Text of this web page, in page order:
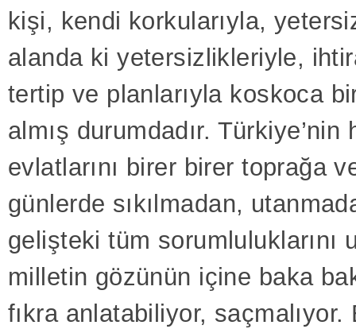
kişi, kendi korkularıyla,
alanda ki yetersizlikleriyle,
tertip ve planlarıyla koskoca
almış durumdadır. Türkiye’nin
evlatlarını birer birer toprağa
günlerde sıkılmadan,
gelişteki tüm sorumluluklarını
milletin gözünün içine baka
fıkra anlatabiliyor, saçmalıyor.